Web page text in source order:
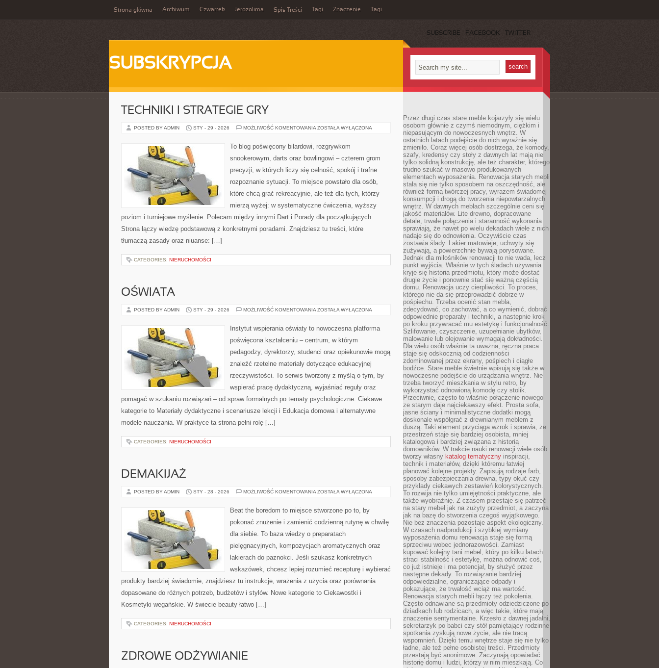
Strona główna Archiwum Czwartek Jerozolima Spis Treści Tagi Znaczenie Tagi
SUBSCRIBE FACEBOOK TWITTER
SUBSKRYPCJA
TECHNIKI I STRATEGIE GRY
POSTED BY ADMIN STY - 29 - 2026 MOŻLIWOŚĆ KOMENTOWANIA TECHNIKI
ZOSTAŁA WYŁĄCZONA
To blog poświęcony bilardowi, rozgrywkom
snookerowym, darts oraz bowlingowi – czterem grom
precyzji, w których liczy się celność, spokój i trafne
rozpoznanie sytuacji. To miejsce powstało dla osób,
które chcą grać rekreacyjnie, ale też dla tych, którzy
mierzą wyżej: w systematyczne ćwiczenia, wyższy
poziom i turniejowe myślenie. Polecam między innymi Dart i Porady dla początkujących.
Strona łączy wiedzę podstawową z konkretnymi poradami. Znajdziesz tu treści, które
tłumaczą zasady oraz niuanse: […]
CATEGORIES: NIERUCHOMOŚCI
OŚWIATA
POSTED BY ADMIN STY - 29 - 2026 MOŻLIWOŚĆ KOMENTOWANIA OŚWIATA
ZOSTAŁA WYŁĄCZONA
Instytut wspierania oświaty to nowoczesna platforma
poświęcona kształceniu – centrum, w którym
pedagodzy, dyrektorzy, studenci oraz opiekunowie mogą
znaleźć rzetelne materiały dotyczące edukacyjnej
rzeczywistości. To serwis tworzony z myślą o tym, by
wspierać pracę dydaktyczną, wyjaśniać reguły oraz
pomagać w szukaniu rozwiązań – od spraw formalnych po tematy psychologiczne. Ciekawe
kategorie to Materiały dydaktyczne i scenariusze lekcji i Edukacja domowa i alternatywne
modele nauczania. W praktyce ta strona pełni rolę […]
CATEGORIES: NIERUCHOMOŚCI
DEMAKIJAŻ
POSTED BY ADMIN STY - 28 - 2026 MOŻLIWOŚĆ KOMENTOWANIA DEMAKIJAŻ
ZOSTAŁA WYŁĄCZONA
Beat the boredom to miejsce stworzone po to, by
pokonać znużenie i zamienić codzienną rutynę w chwilę
dla siebie. To baza wiedzy o preparatach
pielęgnacyjnych, kompozycjach aromatycznych oraz
lakierach do paznokci. Jeśli szukasz konkretnych
wskazówek, chcesz lepiej rozumieć recepturę i wybierać
produkty bardziej świadomie, znajdziesz tu instrukcje, wrażenia z użycia oraz porównania
dopasowane do różnych potrzeb, budżetów i stylów. Nowe kategorie to Ciekawostki i
Kosmetyki wegańskie. W świecie beauty łatwo […]
CATEGORIES: NIERUCHOMOŚCI
ZDROWE ODŻYWIANIE
Przez długi czas stare meble kojarzyły się wielu
osobom głównie z czymś niemodnym, ciężkim i
niepasującym do nowoczesnych wnętrz. W
ostatnich latach podejście do nich wyraźnie się
zmieniło. Coraz więcej osób dostrzega, że komody,
szafy, kredensy czy stoły z dawnych lat mają nie
tylko solidną konstrukcję, ale też charakter, którego
trudno szukać w masowo produkowanych
elementach wyposażenia. Renowacja starych mebli
stała się nie tylko sposobem na oszczędność, ale
również formą twórczej pracy, wyrazem świadomej
konsumpcji i drogą do tworzenia niepowtarzalnych
wnętrz. W dawnych meblach szczególnie ceni się
jakość materiałów. Lite drewno, dopracowane
detale, trwałe połączenia i staranność wykonania
sprawiają, że nawet po wielu dekadach wiele z nich
nadaje się do odnowienia. Oczywiście czas
zostawia ślady. Lakier matowieje, uchwyty się
zużywają, a powierzchnie bywają porysowane.
Jednak dla miłośników renowacji to nie wada, lecz
punkt wyjścia. Właśnie w tych śladach używania
kryje się historia przedmiotu, który może dostać
drugie życie i ponownie stać się ważną częścią
domu. Renowacja uczy cierpliwości. To proces,
którego nie da się przeprowadzić dobrze w
pośpiechu. Trzeba ocenić stan mebla,
zdecydować, co zachować, a co wymienić, dobrać
odpowiednie preparaty i techniki, a następnie krok
po kroku przywracać mu estetykę i funkcjonalność.
Szlifowanie, czyszczenie, uzupełnianie ubytków,
malowanie lub olejowanie wymagają dokładności.
Dla wielu osób właśnie ta uważna, ręczna praca
staje się odskocznią od codzienności
zdominowanej przez ekrany, pośpiech i ciągłe
bodźce. Stare meble świetnie wpisują się także w
nowoczesne podejście do urządzania wnętrz. Nie
trzeba tworzyć mieszkania w stylu retro, by
wykorzystać odnowioną komodę czy stolik.
Przeciwnie, często to właśnie połączenie nowego
ze starym daje najciekawszy efekt. Prosta sofa,
jasne ściany i minimalistyczne dodatki mogą
doskonale współgrać z drewnianym meblem z
duszą. Taki element przyciąga wzrok i sprawia, że
przestrzeń staje się bardziej osobista, mniej
katalogowa i bardziej związana z historią
domowników. W trakcie nauki renowacji wiele osób
tworzy własny katalog tematyczny inspiracji,
technik i materiałów, dzięki któremu łatwiej
planować kolejne projekty. Zapisują rodzaje farb,
sposoby zabezpieczania drewna, typy okuć czy
przykłady ciekawych zestawień kolorystycznych.
To rozwija nie tylko umiejętności praktyczne, ale
także wyobraźnię. Z czasem przestaje się patrzeć
na stary mebel jak na zużyty przedmiot, a zaczyna
jak na bazę do stworzenia czegoś wyjątkowego.
Nie bez znaczenia pozostaje aspekt ekologiczny.
W czasach nadprodukcji i szybkiej wymiany
wyposażenia domu renowacja staje się formą
sprzeciwu wobec jednorazowości. Zamiast
kupować kolejny tani mebel, który po kilku latach
straci stabilność i estetykę, można odnowić coś,
co już istnieje i ma potencjał, by służyć przez
następne dekady. To rozwiązanie bardziej
odpowiedzialne, ograniczające odpady i
pokazujące, że trwałość wciąż ma wartość.
Renowacja starych mebli łączy też pokolenia.
Często odnawiane są przedmioty odziedziczone po
dziadkach lub rodzicach, a więc takie, które mają
znaczenie sentymentalne. Krzesło z dawnej jadalni,
sekretarzyk po babci czy stół pamiętający rodzinne
spotkania zyskują nowe życie, ale nie tracą
wspomnień. Dzięki temu wnętrze staje się nie tylko
ładne, ale też pełne osobistej treści. Przedmioty
przestają być anonimowe. Zaczynają opowiadać
historię domu i ludzi, którzy w nim mieszkają. Co